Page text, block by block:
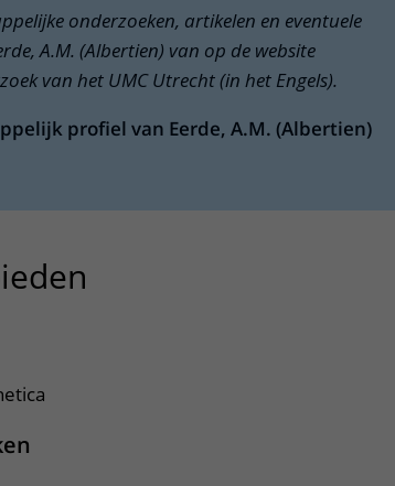
onderzoeken, artikelen en eventuele
A.M. (Albertien) van op de website
van het UMC Utrecht (in het Engels).
profiel van Eerde, A.M. (Albertien)